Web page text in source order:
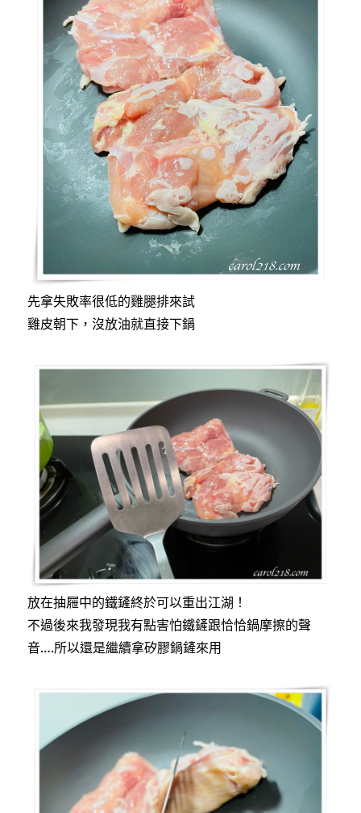
先拿失敗率很低的雞腿排來試
雞皮朝下，沒放油就直接下鍋
放在抽屜中的鐵鏟終於可以重出江湖！
不過後來我發現我有點害怕鐵鏟跟恰恰鍋摩擦的聲
音….所以還是繼續拿矽膠鍋鏟來用